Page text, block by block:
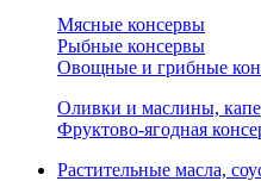
Мясные консервы
Рыбные консервы
Овощные и грибные
Оливки и маслины,
Фруктово-ягодная
Растительные масла,